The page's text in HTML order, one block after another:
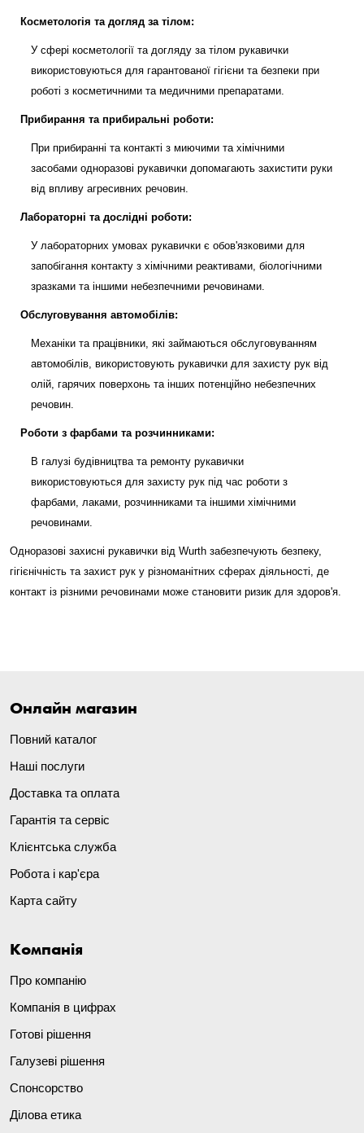
Косметологія та догляд за тілом:
У сфері косметології та догляду за тілом рукавички
використовуються для гарантованої гігієни та безпеки при
роботі з косметичними та медичними препаратами.
Прибирання та прибиральні роботи:
При прибиранні та контакті з миючими та хімічними
засобами одноразові рукавички допомагають захистити руки
від впливу агресивних речовин.
Лабораторні та дослідні роботи:
У лабораторних умовах рукавички є обов'язковими для
запобігання контакту з хімічними реактивами, біологічними
зразками та іншими небезпечними речовинами.
Обслуговування автомобілів:
Механіки та працівники, які займаються обслуговуванням
автомобілів, використовують рукавички для захисту рук від
олій, гарячих поверхонь та інших потенційно небезпечних
речовин.
Роботи з фарбами та розчинниками:
В галузі будівництва та ремонту рукавички
використовуються для захисту рук під час роботи з
фарбами, лаками, розчинниками та іншими хімічними
речовинами.
Одноразові захисні рукавички від Wurth забезпечують безпеку,
гігієнічність та захист рук у різноманітних сферах діяльності, де
контакт із різними речовинами може становити ризик для здоров'я.
Онлайн магазин
Повний каталог
Наші послуги
Доставка та оплата
Гарантія та сервіс
Клієнтська служба
Робота і кар'єра
Карта сайту
Компанія
Про компанію
Компанія в цифрах
Готові рішення
Галузеві рішення
Спонсорство
Ділова етика